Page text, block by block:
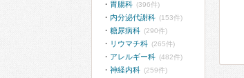
胃腸科 (396件)
内分泌代謝科 (153件)
糖尿病科 (290件)
リウマチ科 (265件)
アレルギー科 (482件)
神経内科 (259件)